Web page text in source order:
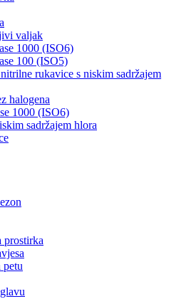
valjak
1000 (ISO6)
100 (ISO5)
rukavice s niskim sadržajem
halogena
1000 (ISO6)
sadržajem hlora
prostirka
petu